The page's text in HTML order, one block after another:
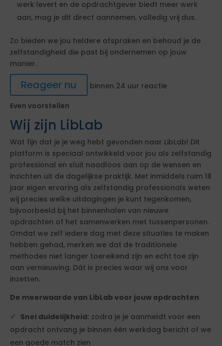
werk levert en de opdrachtgever biedt meer werk
aan, mag je dit direct aannemen, volledig vrij dus.
Zo bieden we jou heldere afspraken en behoud je de
zelfstandigheid die past bij ondernemen op jouw
manier.
Reageer nu
binnen 24 uur reactie
Even voorstellen
Wij zijn LibLab
Wat fijn dat je je weg hebt gevonden naar LibLab! Dit
platform is speciaal ontwikkeld voor jou als zelfstandig
professional en sluit naadloos aan op de wensen en
inzichten uit de dagelijkse praktijk. Met inmiddels ruim 18
jaar eigen ervaring als zelfstandig professionals weten
wij precies welke uitdagingen je kunt tegenkomen,
bijvoorbeeld bij het binnenhalen van nieuwe
opdrachten of het samenwerken met tussenpersonen.
Omdat we zelf iedere dag met deze situaties te maken
hebben gehad, merken we dat de traditionele
methodes niet langer toereikend zijn en echt toe zijn
aan vernieuwing. Dát is precies waar wij ons voor
inzetten.
De meerwaarde van LibLab voor jouw opdrachten
Snel duidelijkheid: zodra je je aanmeldt voor een
opdracht ontvang je binnen één werkdag bericht of we
een goede match zien